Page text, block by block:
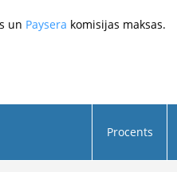
un Paysera komisijas maksas.
Procents